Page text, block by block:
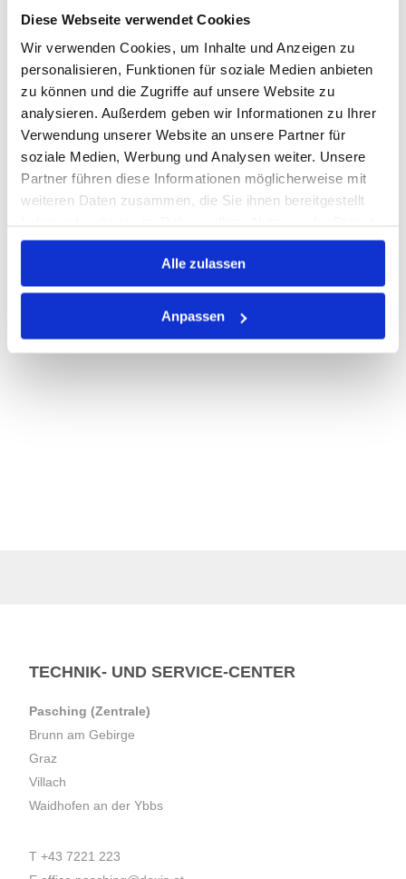
Diese Webseite verwendet Cookies
Wir verwenden Cookies, um Inhalte und Anzeigen zu
personalisieren, Funktionen für soziale Medien anbieten
zu können und die Zugriffe auf unsere Website zu
analysieren. Außerdem geben wir Informationen zu Ihrer
Verwendung unserer Website an unsere Partner für
soziale Medien, Werbung und Analysen weiter. Unsere
Partner führen diese Informationen möglicherweise mit
weiteren Daten zusammen, die Sie ihnen bereitgestellt
gesammelt haben.
Alle zulassen
Anpassen
STK Warenkorb
Nicht auf Lager
TECHNIK- UND SERVICE-CENTER
Pasching (Zentrale)
Brunn am Gebirge
Graz
Villach
Waidhofen an der Ybbs
T +43 7221 223